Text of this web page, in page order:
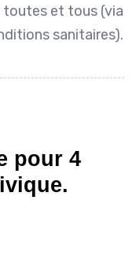
toutes et tous (via
sanitaires).
pour 4